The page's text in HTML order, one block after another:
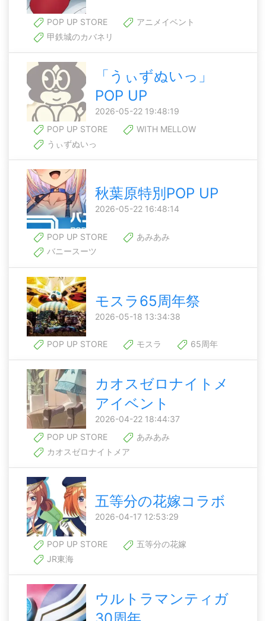
POP UP STORE
アニメイベント
甲鉄城のカバネリ
「うぃずぬいっ」
POP UP
2026-05-22 19:48:19
POP UP STORE
WITH MELLOW
うぃずぬいっ
秋葉原特別POP UP
2026-05-22 16:48:14
POP UP STORE
あみあみ
バニースーツ
モスラ65周年祭
2026-05-18 13:34:38
POP UP STORE モスラ 65周年
カオスゼロナイトメ
アイベント
2026-04-22 18:44:37
POP UP STORE
あみあみ
カオスゼロナイトメア
五等分の花嫁コラボ
2026-04-17 12:53:29
POP UP STORE
五等分の花嫁
JR東海
ウルトラマンティガ